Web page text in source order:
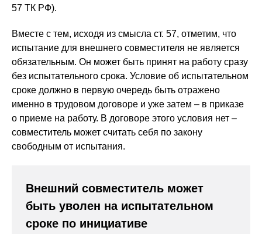
57 ТК РФ).
Вместе с тем, исходя из смысла ст. 57, отметим, что
испытание для внешнего совместителя не является
обязательным. Он может быть принят на работу сразу
без испытательного срока. Условие об испытательном
сроке должно в первую очередь быть отражено
именно в трудовом договоре и уже затем – в приказе
о приеме на работу. В договоре этого условия нет –
совместитель может считать себя по закону
свободным от испытания.
Внешний совместитель может
быть уволен на испытательном
сроке по инициативе